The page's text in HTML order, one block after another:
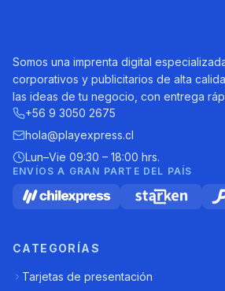
Somos una imprenta digital
corporativos y publicitarios de alta
las ideas de tu negocio, con entrega
+56 9 3050 2675
hola@playexpress.cl
Lun–Vie 09:30 – 18:00 hrs.
ENVÍOS A GRAN PARTE DEL PAÍS
CATEGORÍAS
Tarjetas de presentación